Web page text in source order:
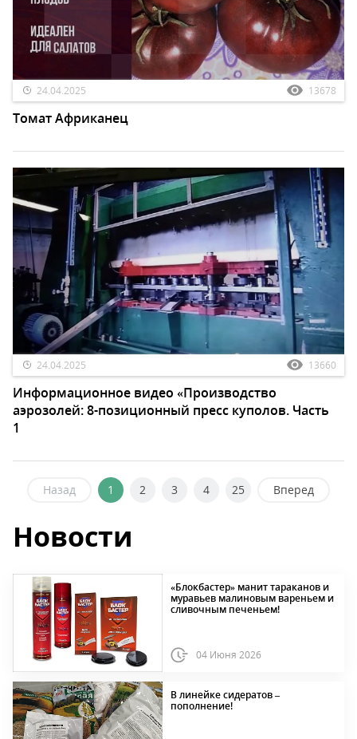
24.04.2025 13678
Томат Африканец
24.04.2025 13660
Информационное видео «Производство
аэрозолей: 8-позиционный пресс куполов. Часть
1
Назад 1 2 3 4 25 Вперед
Новости
«Блокбастер» манит тараканов и
муравьев малиновым вареньем и
сливочным печеньем!
04 Июня 2026
В линейке сидератов –
пополнение!